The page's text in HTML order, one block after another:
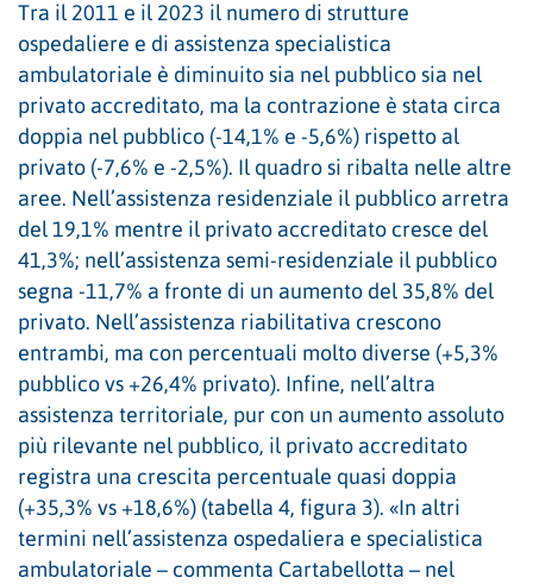
Tra il 2011 e il 2023 il numero di strutture
ospedaliere e di assistenza specialistica
ambulatoriale è diminuito sia nel pubblico sia nel
privato accreditato, ma la contrazione è stata circa
doppia nel pubblico (-14,1% e -5,6%) rispetto al
privato (-7,6% e -2,5%). Il quadro si ribalta nelle altre
aree. Nell’assistenza residenziale il pubblico arretra
del 19,1% mentre il privato accreditato cresce del
41,3%; nell’assistenza semi-residenziale il pubblico
segna -11,7% a fronte di un aumento del 35,8% del
privato. Nell’assistenza riabilitativa crescono
entrambi, ma con percentuali molto diverse (+5,3%
pubblico vs +26,4% privato). Infine, nell’altra
assistenza territoriale, pur con un aumento assoluto
più rilevante nel pubblico, il privato accreditato
registra una crescita percentuale quasi doppia
(+35,3% vs +18,6%) (tabella 4, figura 3). «In altri
termini nell’assistenza ospedaliera e specialistica
ambulatoriale – commenta Cartabellotta – nel